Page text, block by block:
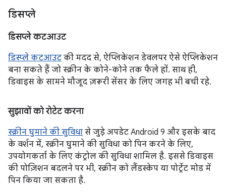
डिसप्ले
डिसप्ले कटआउट
डिस्प्ले कटआउट की मदद से, ऐप्लिकेशन डेवलपर ऐसे ऐप्लिकेशन
बना सकते हैं जो स्क्रीन के कोने-कोने तक फैले हों. साथ ही,
डिवाइस के सामने मौजूद ज़रूरी सेंसर के लिए जगह भी बची रहे.
सुझावों को रोटेट करना
स्क्रीन घुमाने की सुविधा से जुड़े अपडेट Android 9 और इसके बाद
के वर्शन में, स्क्रीन घुमाने की सुविधा को पिन करने के लिए,
उपयोगकर्ता के लिए कंट्रोल की सुविधा शामिल है. इससे डिवाइस
की पोज़िशन बदलने पर भी, स्क्रीन को लैंडस्केप या पोर्ट्रेट मोड में
पिन किया जा सकता है.